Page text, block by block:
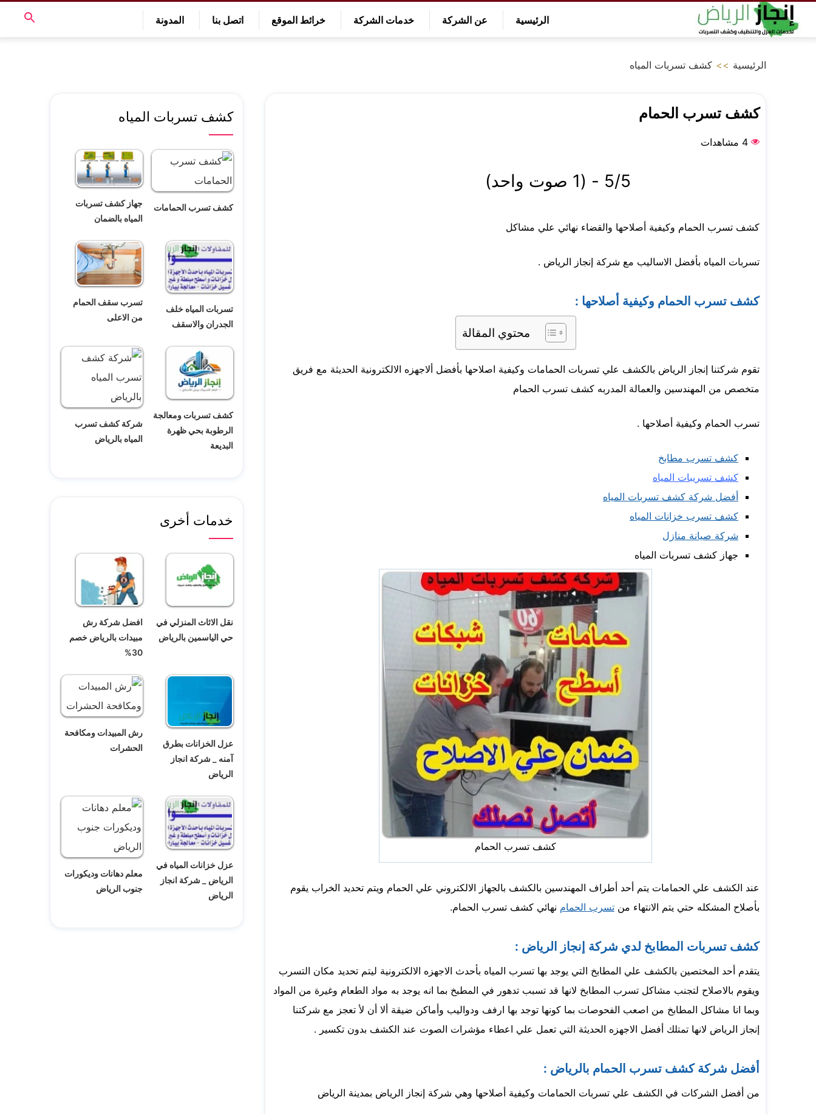
الرئيسية عن الشركة خدمات الشركة خرائط الموقع اتصل بنا المدونة
الرئيسية >> كشف تسربات المياه
كشف تسرب الحمام
4 مشاهدات
5/5 - (1 صوت واحد)
كشف تسرب الحمام وكيفية أصلاحها والقضاء نهائي علي مشاكل
تسربات المياه بأفضل الاساليب مع شركة إنجاز الرياض .
كشف تسرب الحمام وكيفية أصلاحها :
محتوي المقالة
تقوم شركتنا إنجاز الرياض بالكشف علي تسربات الحمامات وكيفية اصلاحها بأفضل ألاجهزه الالكترونية الحديثة مع فريق
متخصص من المهندسين والعمالة المدربه كشف تسرب الحمام
تسرب الحمام وكيفية أصلاحها .
كشف تسرب مطابخ
كشف تسريبات المياه
أفضل شركة كشف تسربات المياه
كشف تسرب خزانات المياه
شركة صيانة منازل
جهاز كشف تسربات المياه
كشف تسرب الحمام
عند الكشف علي الحمامات يتم أحد أطراف المهندسين بالكشف بالجهاز الالكتروني علي الحمام ويتم تحديد الخراب يقوم
بأصلاح المشكله حتي يتم الانتهاء من تسرب الحمام نهائي كشف تسرب الحمام.
كشف تسربات المطابخ لدي شركة إنجاز الرياض :
يتقدم أحد المختصين بالكشف علي المطابخ التي يوجد بها تسرب المياه بأحدث الاجهزه الالكترونية ليتم تحديد مكان التسرب
ويقوم بالاصلاح لتجنب مشاكل تسرب المطابخ لانها قد تسبب تدهور في المطبخ بما انه يوجد به مواد الطعام وغيرة من المواد
وبما انا مشاكل المطابخ من اصعب الفحوصات بما كونها توجد بها ارفف ودواليب وأماكن ضيقة ألا أن لأ تعجز مع شركتنا
إنجاز الرياض لانها تمتلك أفضل الاجهزه الحديثة التي تعمل علي اعطاء مؤشرات الصوت عند الكشف بدون تكسير .
أفضل شركة كشف تسرب الحمام بالرياض :
من أفضل الشركات في الكشف علي تسربات الحمامات وكيفية أصلاحها وهي شركة إنجاز الرياض بمدينة الرياض
كشف تسربات المياه
كشف تسرب الحمامات
جهاز كشف تسربات
المياه بالضمان
تسربات المياه خلف
الجدران والاسقف
تسرب سقف الحمام
من الاعلى
كشف تسربات ومعالجة
الرطوبة بحي ظهرة
البديعة
شركة كشف تسرب
المياه بالرياض
خدمات أخرى
نقل الاثاث المنزلي في
حي الياسمين بالرياض
افضل شركة رش
مبيدات بالرياض خصم
30%
عزل الخزانات بطرق
آمنه _ شركة انجاز
الرياض
رش المبيدات ومكافحة
الحشرات
عزل خزانات المياه في
الرياض _ شركة انجاز
الرياض
معلم دهانات وديكورات
جنوب الرياض